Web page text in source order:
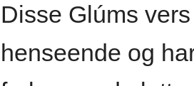
Disse Glúms
henseende og